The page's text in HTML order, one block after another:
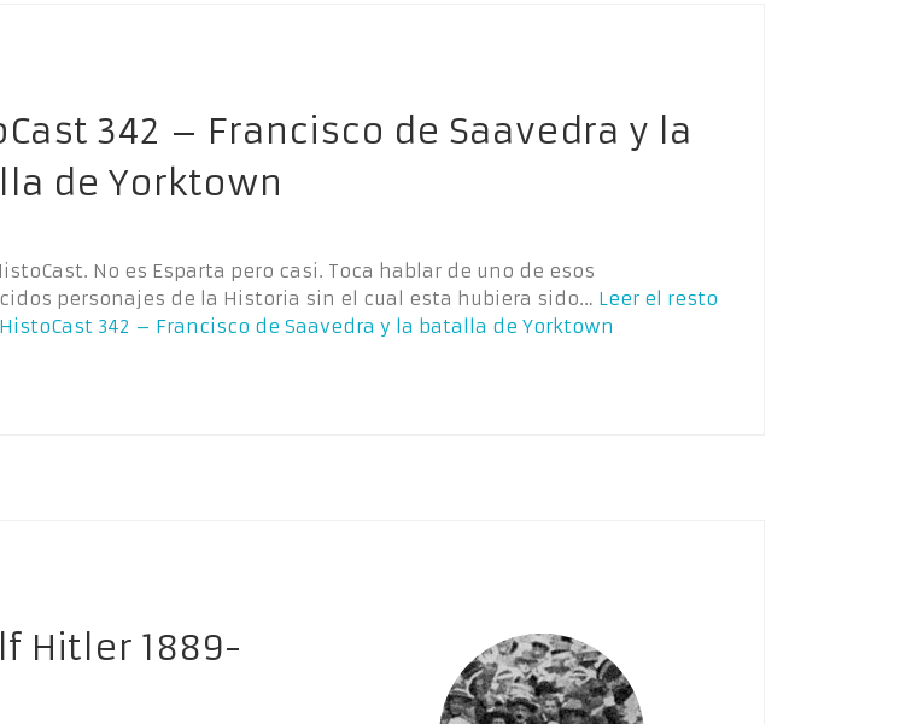
342 – Francisco de Saavedra y la
de Yorktown
No es Esparta pero casi. Toca hablar de uno de esos
personajes de la Historia sin el cual esta hubiera sido… Leer el resto
HistoCast 342 – Francisco de Saavedra y la batalla de Yorktown
Hitler 1889-